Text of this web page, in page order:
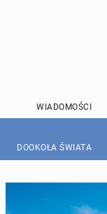
WIADOMOŚCI
DOOKOŁA ŚWIATA